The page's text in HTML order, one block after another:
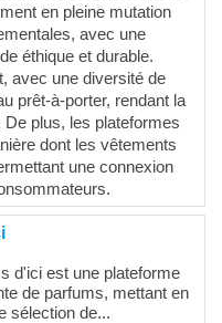
en pleine mutation
avec une
éthique et durable.
avec une diversité de
prêt-à-porter, rendant la
plus, les plateformes
dont les vêtements
une connexion
d'ici est une plateforme
de parfums, mettant en
sélection de...